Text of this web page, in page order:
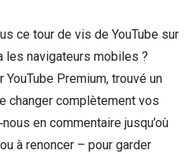
ce tour de vis de YouTube sur
les navigateurs mobiles ?
Premium, trouvé un
changer complètement vos
en commentaire jusqu’où
à renoncer – pour garder